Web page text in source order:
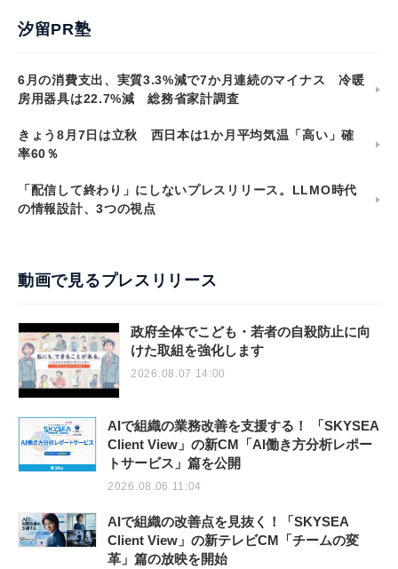
汐留PR塾
6月の消費支出、実質3.3%減で7か月連続のマイナス 冷暖
房用器具は22.7%減 総務省家計調査
きょう8月7日は立秋 西日本は1か月平均気温「高い」確
率60％
「配信して終わり」にしないプレスリリース。LLMO時代
の情報設計、3つの視点
動画で見るプレスリリース
政府全体でこども・若者の自殺防止に向
けた取組を強化します
2026.08.07 14:00
AIで組織の業務改善を支援する！ 「SKYSEA
Client View」の新CM「AI働き方分析レポー
トサービス」篇を公開
2026.08.06 11:04
AIで組織の改善点を見抜く！「SKYSEA
Client View」の新テレビCM「チームの変
革」篇の放映を開始